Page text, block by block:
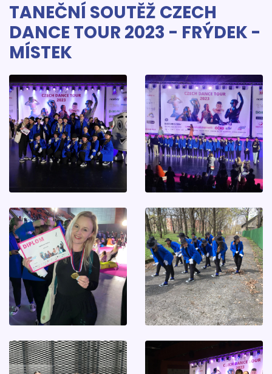
TANEČNÍ SOUTĚŽ CZECH
DANCE TOUR 2023 - FRÝDEK -
MÍSTEK